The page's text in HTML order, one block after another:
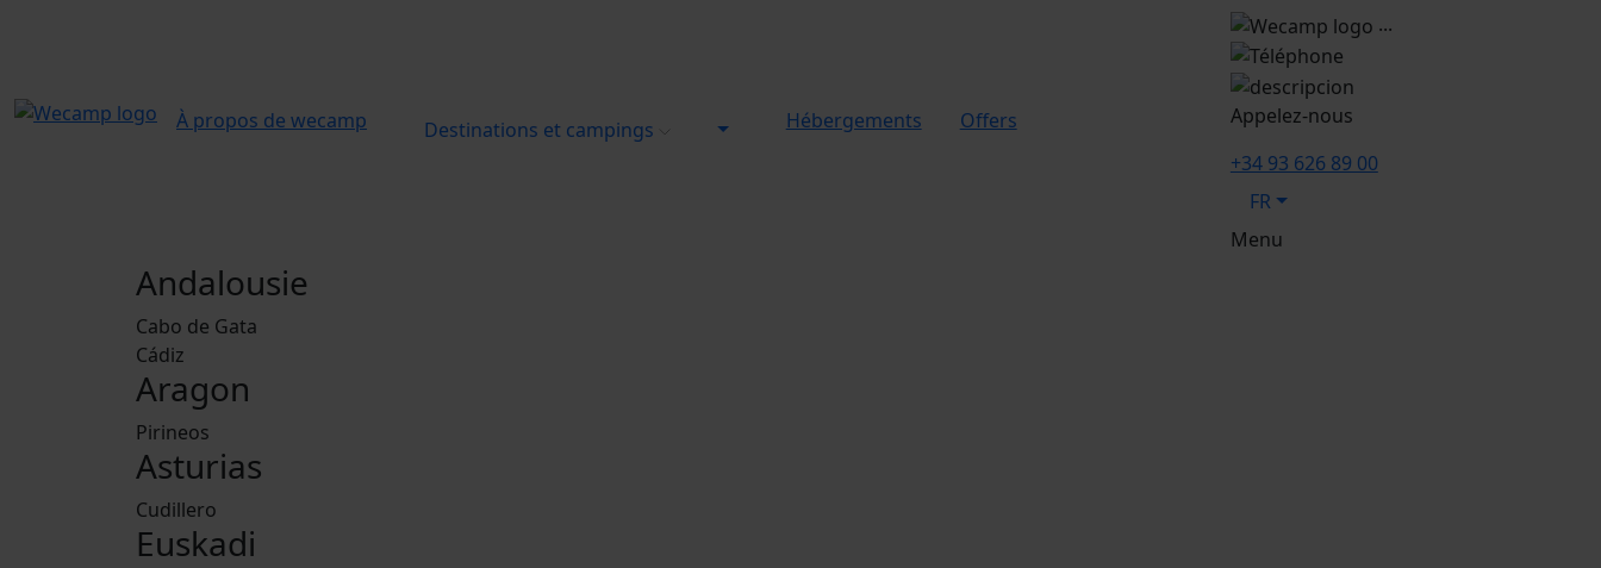
À propos de wecamp Destinations et campings Hébergements Offers
...
Appelez-nous
+34 93 626 89 00
FR
Menu
Andalousie
Cabo de Gata
Cádiz
Aragon
Pirineos
Asturias
Cudillero
Euskadi